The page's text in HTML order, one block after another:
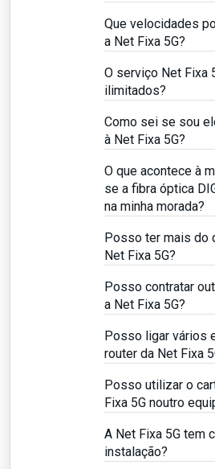
Que velocidades
a Net Fixa 5G?
O serviço Net Fixa
ilimitados?
Como sei se sou
à Net Fixa 5G?
O que acontece à
se a fibra óptica
na minha morada?
Posso ter mais do
Net Fixa 5G?
Posso contratar
a Net Fixa 5G?
Posso ligar vários
router da Net Fixa
Posso utilizar o
Fixa 5G noutro
A Net Fixa 5G tem
instalação?